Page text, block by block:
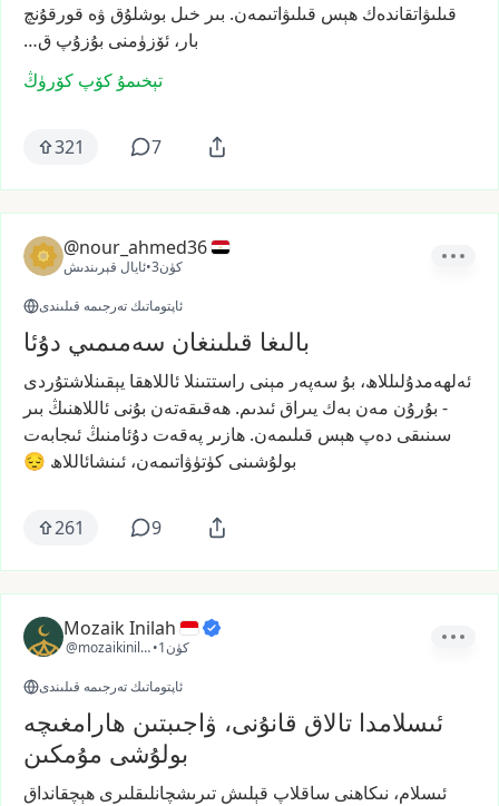
قىلىۋاتقاندەك ھېس قىلىۋاتىمەن. بىر خىل بوشلۇق ۋە قورقۇنچ
بار، ئۆزۈمنى بۇزۇپ ق…
تېخىمۇ كۆپ كۆرۈڭ
321 7
@nour_ahmed36
ئايال قېرىندىش• 3كۈن
ئاپتوماتىك تەرجىمە قىلىندى
بالىغا قىلىنغان سەمىمىي دۇئا
ئەلھەمدۇلىللاھ، بۇ سەپەر مېنى راستتىنلائاللاھقا يېقىنلاشتۇردى
- بۇرۇن مەن بەك يىراقئىدىم. ھەقىقەتەن بۇنى ئاللاھنىڭ بىر
سىنىقى دەپ ھېس قىلىمەن. ھازىر پەقەت دۇئامنىڭ ئىجابەت
بولۇشىنى كۈتۈۋاتىمەن، ئىنشائاللاھ 😔
261 9
Mozaik Inilah
@mozaikinilah• 1كۈن
ئاپتوماتىك تەرجىمە قىلىندى
ئىسلامدا تالاق قانۇنى، ۋاجىبتىن ھارامغىچە
بولۇشى مۇمكىن
ئىسلام، نىكاھنى ساقلاپ قېلىش تىرىشچانلىقلىرى ھېچقانداق